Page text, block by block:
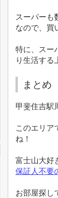
スーパーも
なので、買
特に、スー
り生活する
まとめ
甲斐住吉駅
このエリア
ね！
富士山大好
保証人不要
お部屋探し